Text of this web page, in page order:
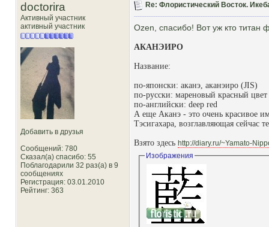
doctorira
Активный участник
активный участник
Добавить в друзья
Сообщений: 780
Сказал(а) спасибо: 55
Поблагодарили 32 раз(а) в 9
сообщениях
Регистрация: 03.01.2010
Рейтинг: 363
Re: Флористический Восток.
Ozen, спасибо! Вот уж кто титан
АКАНЭИРО
Название:
по-японски: аканэ, аканэиро (JIS)
по-русски: мареновый красный цвет
по-английски: deep red
А еще Аканэ - это очень красивое
Тэсигахара, возглавляющая сейчас
Взято здесь http://diary.ru/~Yamato-
Изображения